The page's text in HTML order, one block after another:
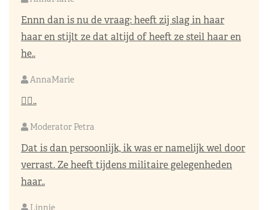
Ennn dan is nu de vraag: heeft zij slag in haar
haar en stijlt ze dat altijd of heeft ze steil haar en
he..
AnnaMarie
👌🏼..
Moderator Petra
Dat is dan persoonlijk, ik was er namelijk wel door
verrast. Ze heeft tijdens militaire gelegenheden
haar..